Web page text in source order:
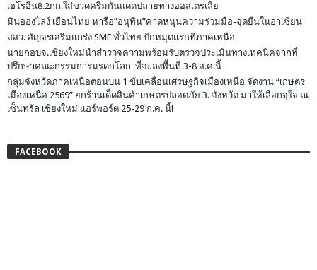
เฮโรอีน8.2กก.ใส่ขวดครีมกันแดดปลายทางออสเตรเลีย
มินอองไลง์ เยือนไทย หารือ”อนุทิน”คาดหนุนความร่วมมือ-จุดยืนในอาเซียน
สสว. สัญจรเสริมแกร่ง SME ทั่วไทย ปักหมุดแรกที่ภาคเหนือ
นายกอบจ.เชียงใหม่นำสำรวจความพร้อมรับตรวจประเมินทางเทคนิคจากที่
ปรึกษาคณะกรรมการมรดกโลก ที่จะลงพื้นที่ 3-8 ส.ค.นี้
กลุ่มจังหวัดภาคเหนือตอนบน 1 ขับเคลื่อนเศรษฐกิจเมืองเหนือ จัดงาน “เกษตร
เมืองเหนือ 2569” ยกร้านเด็ดสินค้าเกษตรปลอดภัย 3. จังหวัด มาให้เลือกจุใจ ณ
เซ็นทรัล เชียงใหม่ แอร์พอร์ต 25-29 ก.ค. นี้!
FACEBOOK